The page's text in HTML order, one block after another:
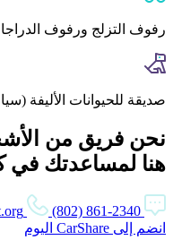
رفوف التزلج ورفوف
صديقة للحيوانات الأليفة
نحن فريق من
هنا لمساعدتك
(802) 861-2340
انضم إلى CarShare اليوم